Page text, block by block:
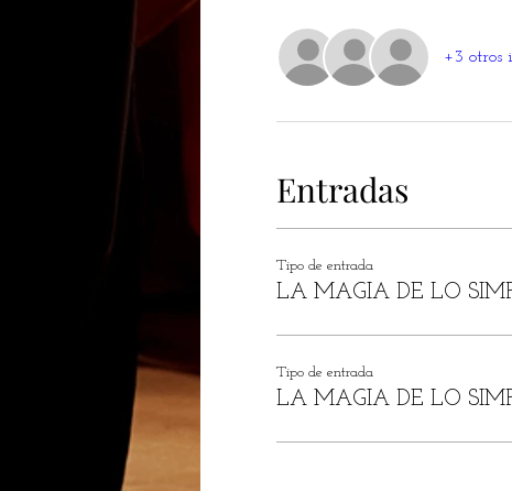
+3 otros
Entradas
Tipo de entrada
LA MAGIA DE LO
Tipo de entrada
LA MAGIA DE LO